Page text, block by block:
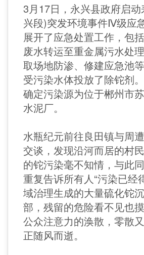
3月17日，永兴县政府启
兴段)突发环境事件Ⅳ级应
展开了应急处置工作，包
废水转运至重金属污水处
取场地防渗、修建应急池
受污染水体投放了除铊剂
确定污染源为位于郴州市
水泥厂。
水瓶纪元前往良田镇与周
交谈，发现沿河而居的村
的铊污染毫不知情，与此
重复告诉所有人“污染已经
域治理生成的大量硫化铊
部，残留的危险看不见也
公众注意力的涣散，零散
正随风而逝。